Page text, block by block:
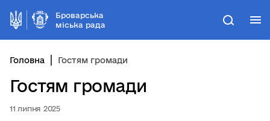
Броварська
міська рада
Пошук
Головна Гостям громади
Гостям громади
11 липня 2025